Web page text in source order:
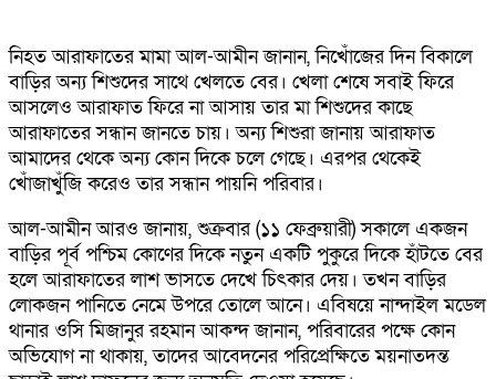
নিহত আরাফাতের মামা আল-আমীন জানান, নিখোঁজের দিন বিকালে
বাড়ির অন্য শিশুদের সাথে খেলতে বের। খেলা শেষে সবাই ফিরে
আসলেও আরাফাত ফিরে না আসায় তার মা শিশুদের কাছে
আরাফাতের সন্ধান জানতে চায়। অন্য শিশুরা জানায় আরাফাত
আমাদের থেকে অন্য কোন দিকে চলে গেছে। এরপর থেকেই
খোঁজাখুঁজি করেও তার সন্ধান পায়নি পরিবার।
আল-আমীন আরও জানায়, শুক্রবার (১১ ফেব্রুয়ারী) সকালে একজন
বাড়ির পূর্ব পশ্চিম কোণের দিকে নতুন একটি পুকুরে দিকে হাঁটতে বের
হলে আরাফাতের লাশ ভাসতে দেখে চিৎকার দেয়। তখন বাড়ির
লোকজন পানিতে নেমে উপরে তোলে আনে। এবিষয়ে নান্দাইল মডেল
থানার ওসি মিজানুর রহমান আকন্দ জানান, পরিবারের পক্ষে কোন
অভিযোগ না থাকায়, তাদের আবেদনের পরিপ্রেক্ষিতে ময়নাতদন্ত